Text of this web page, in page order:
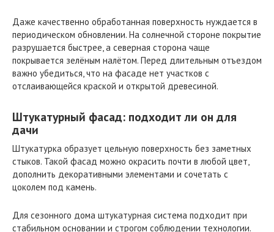
Даже качественно обработанная поверхность нуждается в
периодическом обновлении. На солнечной стороне покрытие
разрушается быстрее, а северная сторона чаще
покрывается зелёным налётом. Перед длительным отъездом
важно убедиться, что на фасаде нет участков с
отслаивающейся краской и открытой древесиной.
Штукатурный фасад: подходит ли он для
дачи
Штукатурка образует цельную поверхность без заметных
стыков. Такой фасад можно окрасить почти в любой цвет,
дополнить декоративными элементами и сочетать с
цоколем под камень.
Для сезонного дома штукатурная система подходит при
стабильном основании и строгом соблюдении технологии.